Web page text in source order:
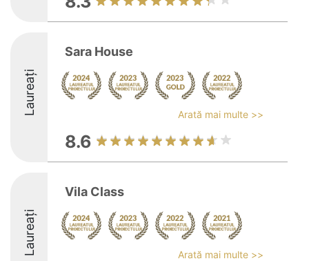
Laureați
Sara House
Arată mai multe >>
8.6
Laureați
Vila Class
Arată mai multe >>